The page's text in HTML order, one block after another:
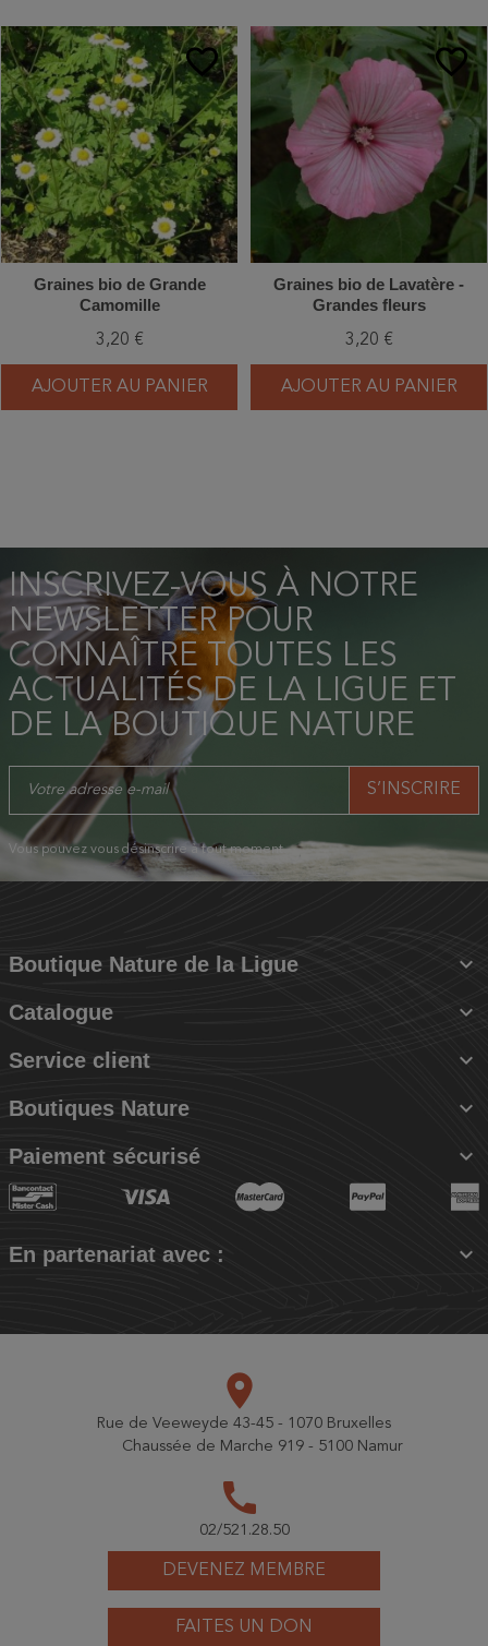
favorite_border
Graines bio de Grande
Camomille
3,20 €
AJOUTER AU PANIER
favorite_border
Graines bio de Lavatère -
Grandes fleurs
3,20 €
AJOUTER AU PANIER
INSCRIVEZ-VOUS À NOTRE
NEWSLETTER POUR
CONNAÎTRE TOUTES LES
ACTUALITÉS DE LA LIGUE ET
DE LA BOUTIQUE NATURE
Vous pouvez vous désinscrire à tout moment.
Boutique Nature de la Ligue 
Catalogue 
Service client 
Boutiques Nature 
Paiement sécurisé 
En partenariat avec : 
DEVENEZ MEMBRE
FAITES UN DON
place
Rue de Veeweyde 43-45 - 1070 Bruxelles
Chaussée de Marche 919 - 5100 Namur
call
02/521.28.50